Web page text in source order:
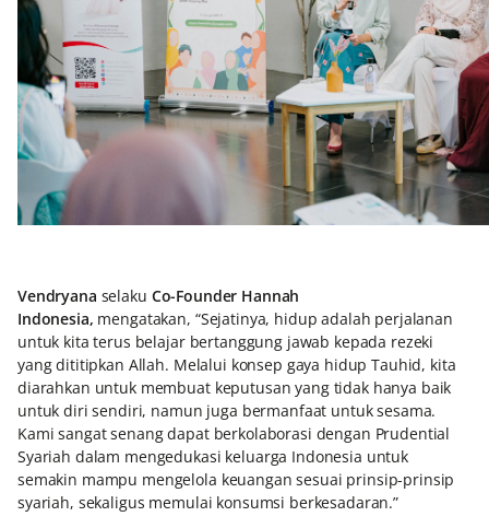
Vendryana selaku Co-Founder Hannah
Indonesia, mengatakan, “Sejatinya, hidup adalah perjalanan
untuk kita terus belajar bertanggung jawab kepada rezeki
yang dititipkan Allah. Melalui konsep gaya hidup Tauhid, kita
diarahkan untuk membuat keputusan yang tidak hanya baik
untuk diri sendiri, namun juga bermanfaat untuk sesama.
Kami sangat senang dapat berkolaborasi dengan Prudential
Syariah dalam mengedukasi keluarga Indonesia untuk
semakin mampu mengelola keuangan sesuai prinsip-prinsip
syariah, sekaligus memulai konsumsi berkesadaran.”